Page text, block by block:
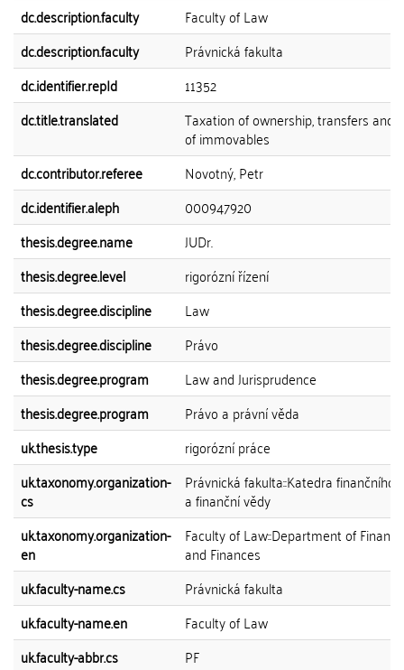
dc.description.faculty
Faculty of Law
dc.description.faculty
Právnická fakulta
dc.identifier.repId
11352
dc.title.translated
Taxation of ownership, transfers and
of immovables
dc.contributor.referee
Novotný, Petr
dc.identifier.aleph
000947920
thesis.degree.name
JUDr.
thesis.degree.level
rigorózní řízení
thesis.degree.discipline
Law
thesis.degree.discipline
Právo
thesis.degree.program
Law and Jurisprudence
thesis.degree.program
Právo a právní věda
uk.thesis.type
rigorózní práce
uk.taxonomy.organization-
cs
Právnická fakulta::Katedra finančního
a finanční vědy
uk.taxonomy.organization-
en
Faculty of Law::Department of
and Finances
uk.faculty-name.cs
Právnická fakulta
uk.faculty-name.en
Faculty of Law
uk.faculty-abbr.cs
PF